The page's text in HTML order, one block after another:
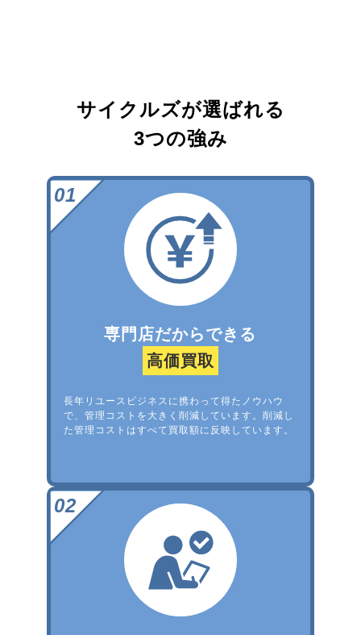
サイクルズが選ばれる
3つの強み
専門店だからできる
高価買取
長年リユースビジネスに携わって得たノウハウ
で、管理コストを大きく削減しています。削減し
た管理コストはすべて買取額に反映しています。